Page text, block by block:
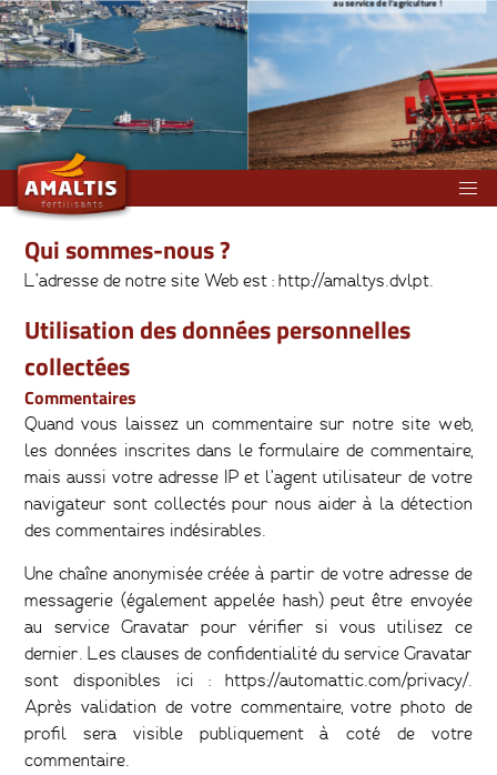
Qui sommes-nous ?
L’adresse de notre site Web est : http://amaltys.dvlpt.
Utilisation des données personnelles
collectées
Commentaires
Quand vous laissez un commentaire sur notre site web,
les données inscrites dans le formulaire de commentaire,
mais aussi votre adresse IP et l’agent utilisateur de votre
navigateur sont collectés pour nous aider à la détection
des commentaires indésirables.
Une chaîne anonymisée créée à partir de votre adresse de
messagerie (également appelée hash) peut être envoyée
au service Gravatar pour vérifier si vous utilisez ce
dernier. Les clauses de confidentialité du service Gravatar
sont disponibles ici : https://automattic.com/privacy/.
Après validation de votre commentaire, votre photo de
profil sera visible publiquement à coté de votre
commentaire.